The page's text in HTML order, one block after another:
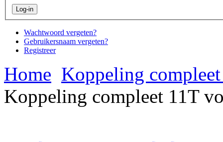
Wachtwoord vergeten?
Gebruikersnaam vergeten?
Registreer
Home Koppeling
Koppeling compleet 11T